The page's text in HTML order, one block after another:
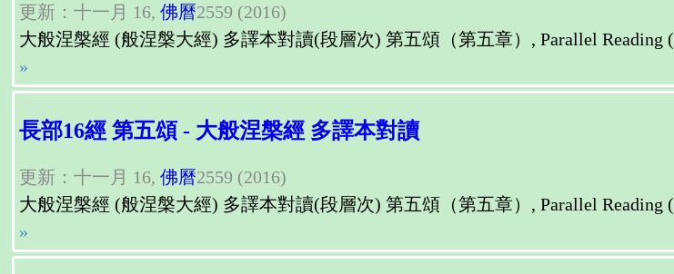
更新：十一月 16, 佛曆2559 (2016)
大般涅槃經 (般涅槃大經) 多譯本對讀(段層次) 第五頌（第五章）, Parallel Reading
»
長部16經 第五頌 - 大般涅槃經 多譯本對讀
更新：十一月 16, 佛曆2559 (2016)
大般涅槃經 (般涅槃大經) 多譯本對讀(段層次) 第五頌（第五章）, Parallel Reading
»